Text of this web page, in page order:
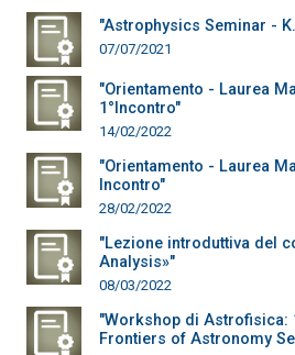
"Astrophysics Seminar -
07/07/2021
"Orientamento - Laurea
1°Incontro"
14/02/2022
"Orientamento - Laurea
Incontro"
28/02/2022
"Lezione introduttiva del
Analysis»"
08/03/2022
"Workshop di Astrofisica:
Frontiers of Astronomy